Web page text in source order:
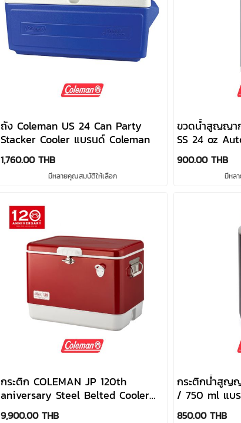
ถัง Coleman US 24 Can Party
Stacker Cooler แบรนด์ Coleman
1,760.00 THB
มีหลายคุณสมบัติให้เลือก
ขวดน้ำสูญญา
SS 24 oz
Coleman
900.00 THB
มีหล
กระติก COLEMAN JP 120th
aniversary Steel Belted Cooler
(LIMITED)
9,900.00 THB
กระติกน้ำสูญ
/ 750 ml แบ
850.00 THB